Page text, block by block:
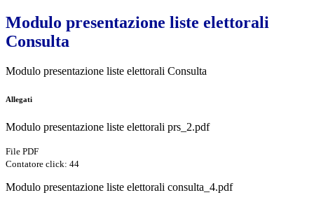
Modulo presentazione liste elettorali
Consulta
Modulo presentazione liste elettorali Consulta
Allegati
Modulo presentazione liste elettorali prs_2.pdf
File PDF
Contatore click: 44
Modulo presentazione liste elettorali consulta_4.pdf